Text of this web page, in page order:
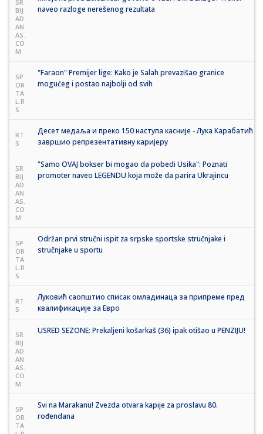
SR
BIJ
AD
AN
AS.
CO
M
naveo razloge nerešenog rezultata
SP
OR
TA
L.R
S
"Faraon" Premijer lige: Kako je Salah prevazišao granice
mogućeg i postao najbolji od svih
RT
S
Десет медаља и преко 150 наступа касније - Лука Карабатић
завршио репрезентативну каријеру
SR
BIJ
AD
AN
AS.
CO
M
"Samo OVAJ bokser bi mogao da pobedi Usika": Poznati
promoter naveo LEGENDU koja može da parira Ukrajincu
SP
OR
TA
L.R
S
Održan prvi stručni ispit za srpske sportske stručnjake i
stručnjake u sportu
RT
S
Луковић саопштио списак омладинаца за припреме пред
квалификације за Евро
SR
BIJ
AD
AN
AS.
CO
M
USRED SEZONE: Prekaljeni košarkaš (36) ipak otišao u PENZIJU!
SP
OR
TA
Svi na Marakanu! Zvezda otvara kapije za proslavu 80.
rođendana